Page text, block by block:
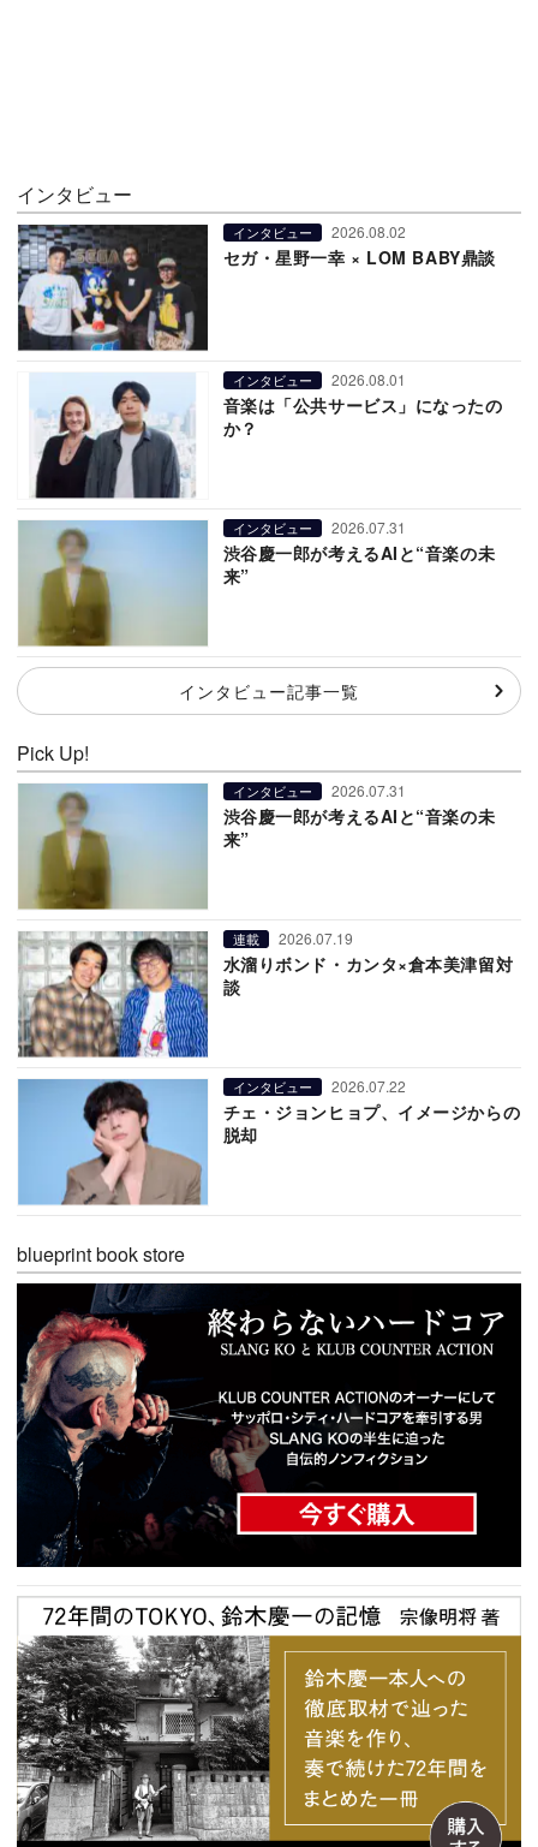
インタビュー
インタビュー 2026.08.02
セガ・星野一幸 × LOM BABY鼎談
インタビュー 2026.08.01
音楽は「公共サービス」になったの
か？
インタビュー 2026.07.31
渋谷慶一郎が考えるAIと“音楽の未
来”
インタビュー記事一覧
Pick Up!
インタビュー 2026.07.31
渋谷慶一郎が考えるAIと“音楽の未
来”
連載 2026.07.19
水溜りボンド・カンタ×倉本美津留対
談
インタビュー 2026.07.22
チェ・ジョンヒョプ、イメージからの
脱却
blueprint book store